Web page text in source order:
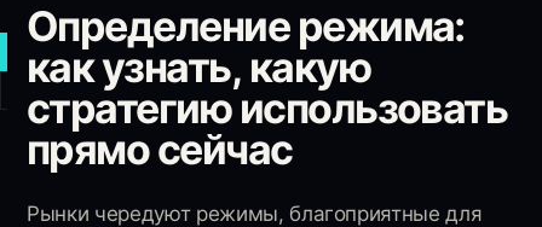
Ещё
НОВАЯ СДЕЛКА
Войти РЕГИСТРАЦИЯ
Определение режима:
как узнать, какую
стратегию использовать
прямо сейчас
Рынки чередуют режимы, благоприятные для